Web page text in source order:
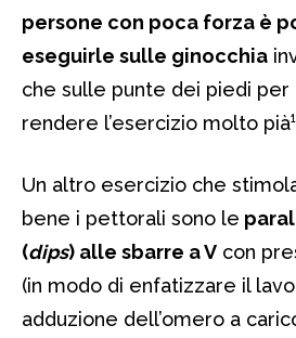
persone con poca forza è
eseguirle sulle ginocchia
che sulle punte dei piedi per
rendere l’esercizio molto
Un altro esercizio che
bene i pettorali sono le
(dips) alle sbarre a V con
(in modo di enfatizzare il
adduzione dell’omero a